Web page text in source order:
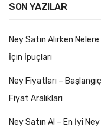
SON YAZILAR
Ney Satın Alırken
İçin İpuçları
Ney Fiyatları –
Fiyat Aralıkları
Ney Satın Al – En İyi